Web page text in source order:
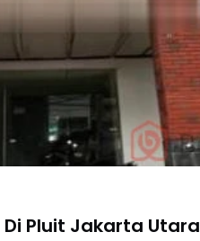
Di Pluit Jakarta Utara